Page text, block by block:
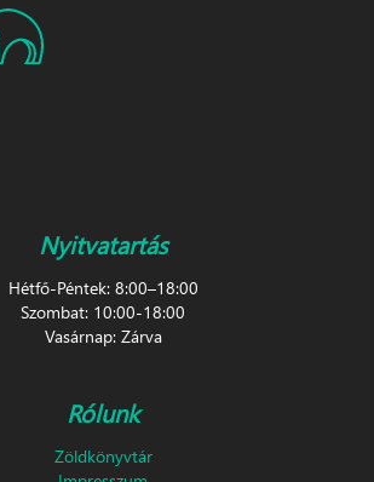
Nyitvatartás
Hétfő-Péntek: 8:00–18:00
Szombat: 10:00-18:00
Vasárnap: Zárva
Rólunk
Zöldkönyvtár